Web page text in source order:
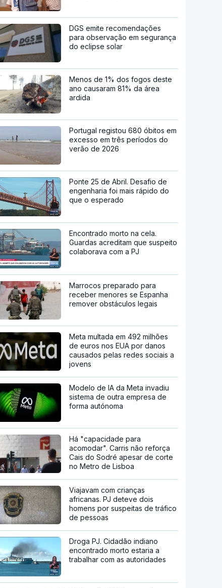
DGS emite recomendações
para observação em segurança
do eclipse solar
Menos de 1% dos fogos deste
ano causaram 81% da área
ardida
Portugal registou 680 óbitos em
excesso em três períodos do
verão de 2026
Ponte 25 de Abril. Desafio de
engenharia foi mais rápido do
que o esperado
Encontrado morto na cela.
Guardas acreditam que suspeito
colaborava com a PJ
Marrocos preparado para
receber menores se Espanha
remover obstáculos legais
Meta multada em 492 milhões
de euros nos EUA por danos
causados pelas redes sociais a
jovens
Modelo de IA da Meta invadiu
sistema de outra empresa de
forma autónoma
Há "capacidade para
acomodar". Carris não reforça
Cais do Sodré apesar de corte
no Metro de Lisboa
Viajavam com crianças
africanas. PJ deteve dois
homens por suspeitas de tráfico
de pessoas
Droga PJ. Cidadão indiano
encontrado morto estaria a
trabalhar com as autoridades